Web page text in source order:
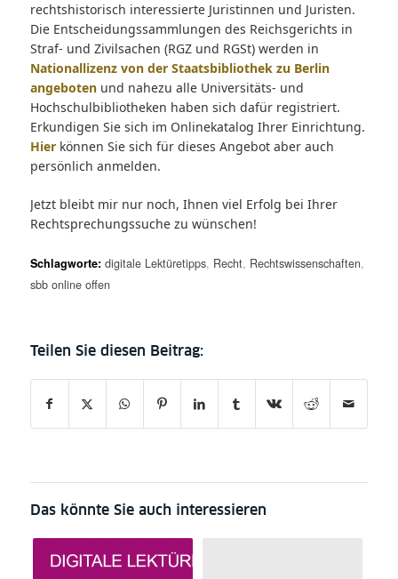
rechtshistorisch interessierte Juristinnen und Juristen.
Die Entscheidungssammlungen des Reichsgerichts in
Straf- und Zivilsachen (RGZ und RGSt) werden in
Nationallizenz von der Staatsbibliothek zu Berlin
angebotenund nahezu alle Universitäts- und
Hochschulbibliotheken haben sich dafür registriert.
Erkundigen Sie sich im Onlinekatalog Ihrer Einrichtung.
Hierkönnen Sie sich für dieses Angebot aber auch
persönlich anmelden.
Jetzt bleibt mir nur noch, Ihnen viel Erfolg bei Ihrer
Rechtsprechungssuche zu wünschen!
Schlagworte: digitale Lektüretipps, Recht, Rechtswissenschaften,
sbb online offen
Das könnte Sie auch interessieren